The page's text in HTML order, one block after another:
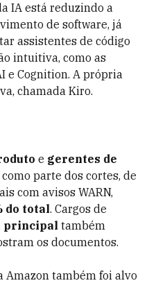
IA está reduzindo a
de software, já
assistentes de código
intuitiva, como as
e Cognition. A própria
chamada Kiro.
e gerentes de
parte dos cortes, de
com avisos WARN,
do total. Cargos de
principal também
os documentos.
Amazon também foi alvo